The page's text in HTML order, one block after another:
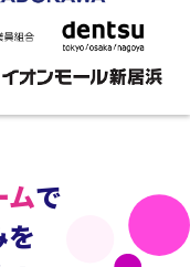
ムで
を